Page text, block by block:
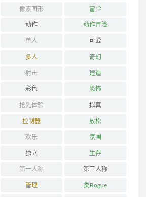
像素图形 冒险
动作 动作冒险
单人 可爱
多人 奇幻
射击 建造
彩色 恐怖
抢先体验 拟真
控制器 放松
欢乐 氛围
独立 生存
第一人称 第三人称
管理 类Rogue